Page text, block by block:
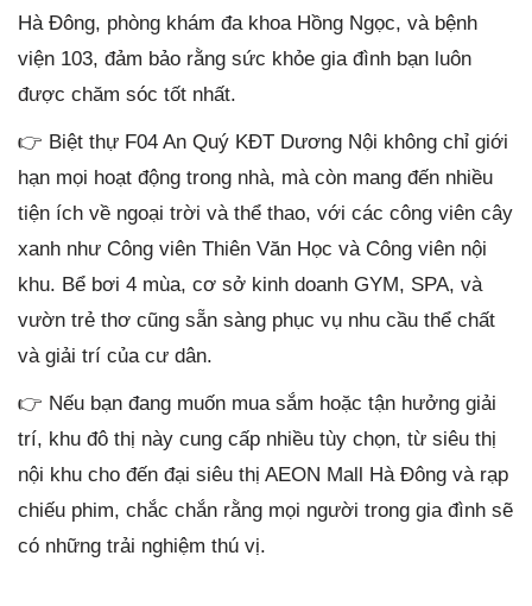
Hà Đông, phòng khám đa khoa Hồng Ngọc, và bệnh
viện 103, đảm bảo rằng sức khỏe gia đình bạn luôn
được chăm sóc tốt nhất.
👉 Biệt thự F04 An Quý KĐT Dương Nội không chỉ giới
hạn mọi hoạt động trong nhà, mà còn mang đến nhiều
tiện ích về ngoại trời và thể thao, với các công viên cây
xanh như Công viên Thiên Văn Học và Công viên nội
khu. Bể bơi 4 mùa, cơ sở kinh doanh GYM, SPA, và
vườn trẻ thơ cũng sẵn sàng phục vụ nhu cầu thể chất
và giải trí của cư dân.
👉 Nếu bạn đang muốn mua sắm hoặc tận hưởng giải
trí, khu đô thị này cung cấp nhiều tùy chọn, từ siêu thị
nội khu cho đến đại siêu thị AEON Mall Hà Đông và rạp
chiếu phim, chắc chắn rằng mọi người trong gia đình sẽ
có những trải nghiệm thú vị.